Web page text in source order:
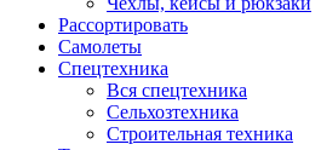
Рассортировать
Самолеты
Спецтехника
Вся спецтехника
Сельхозтехника
Строительная техника